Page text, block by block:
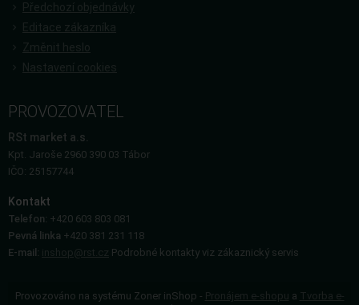
Předchozí objednávky
Editace zákazníka
Změnit heslo
Nastavení cookies
PROVOZOVATEL
RSt market a.s.
Kpt. Jaroše 2960 390 03 Tábor
IČO: 25157744
Kontakt
Telefon: +420 603 803 081
Pevná linka +420 381 231 118
E-mail: inshop@rst.cz Podrobné kontakty viz zákaznický servis
Provozováno na systému Zoner inShop - Pronájem e-shopu a Tvorba e-